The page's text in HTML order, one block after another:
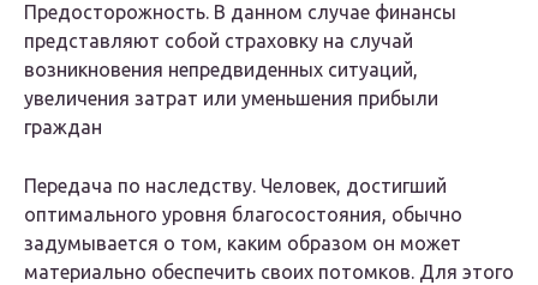
Предосторожность. В данном случае финансы
представляют собой страховку на случай
возникновения непредвиденных ситуаций,
увеличения затрат или уменьшения прибыли
граждан
Передача по наследству. Человек, достигший
оптимального уровня благосостояния, обычно
задумывается о том, каким образом он может
материально обеспечить своих потомков. Для этого